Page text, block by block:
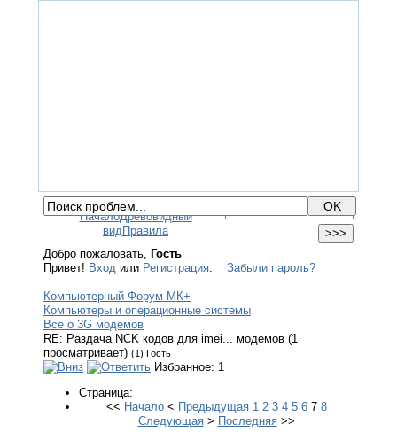
НачалоДревовидный
видПравила
Добро пожаловать, Гость
Привет! Вход или Регистрация. Забыли пароль?
Компьютерный Форум МК+
Компьютеры и операционные системы
Все о 3G модемов
RE: Раздача NCK кодов для imei... модемов (1
просматривает) (1) Гость
Избранное: 1
Страница:
<< Начало< Предыдущая 1 2 3 4 5 6 7 8
Следующая> Последняя>>